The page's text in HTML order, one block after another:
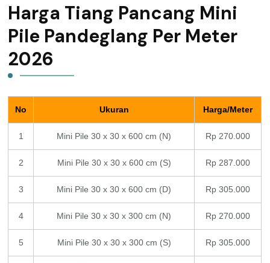
Harga Tiang Pancang Mini
Pile Pandeglang Per Meter
2026
No Ukuran Harga/Meter
1 Mini Pile 30 x 30 x 600 cm (N) Rp 270.000
2 Mini Pile 30 x 30 x 600 cm (S) Rp 287.000
3 Mini Pile 30 x 30 x 600 cm (D) Rp 305.000
4 Mini Pile 30 x 30 x 300 cm (N) Rp 270.000
5 Mini Pile 30 x 30 x 300 cm (S) Rp 305.000